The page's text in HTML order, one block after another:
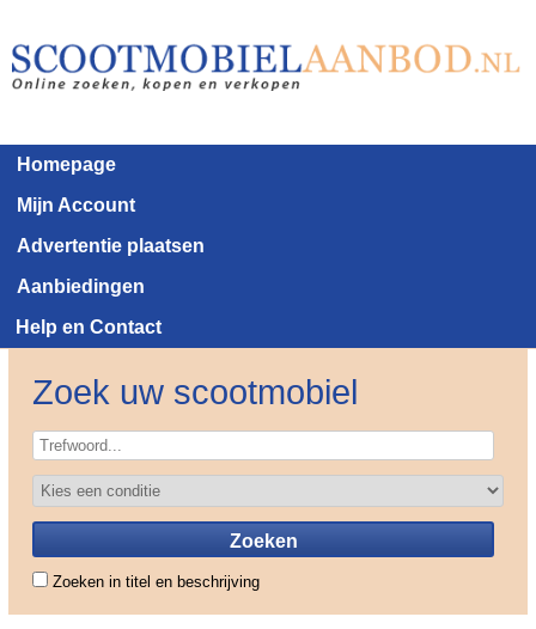
Homepage
Mijn Account
Advertentie plaatsen
Aanbiedingen
Help en Contact
Zoek uw scootmobiel
Zoeken in titel en beschrijving